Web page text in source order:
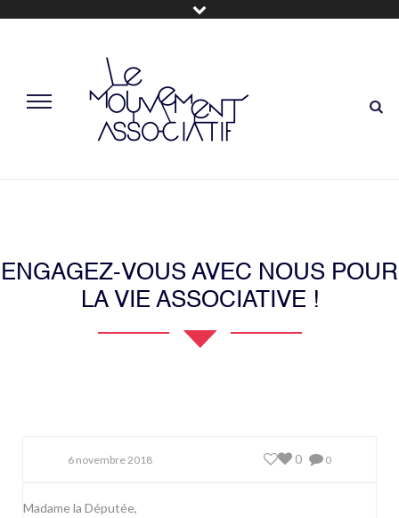
ENGAGEZ-VOUS AVEC NOUS POUR
LA VIE ASSOCIATIVE !
6 novembre 2018 0
0
Madame la Députée,